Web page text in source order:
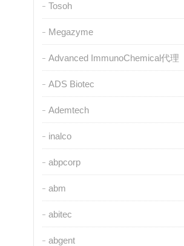
Tosoh
Megazyme
Advanced ImmunoChemical代理
ADS Biotec
Ademtech
inalco
abpcorp
abm
abitec
abgent